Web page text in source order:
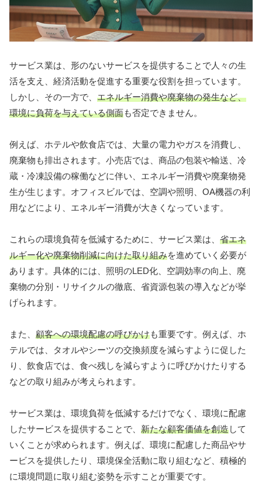
サービス業は、形のないサービスを提供することで人々の生
活を支え、経済活動を促進する重要な役割を担っています。
しかし、その一方で、 エネルギー消費や廃棄物の発生など、
環境に負荷を与えている側面も否定できません。
例えば、ホテルや飲食店では、大量の電力やガスを消費し、
廃棄物も排出されます。小売店では、商品の包装や輸送、冷
蔵・冷凍設備の稼働などに伴い、エネルギー消費や廃棄物発
生が生じます。オフィスビルでは、空調や照明、OA機器の利
用などにより、エネルギー消費が大きくなっています。
これらの環境負荷を低減するために、サービス業は、 省エネ
ルギー化や廃棄物削減に向けた取り組みを進めていく必要が
あります。具体的には、照明のLED化、空調効率の向上、廃
棄物の分別・リサイクルの徹底、省資源包装の導入などが挙
げられます。
また、 顧客への環境配慮の呼びかけも重要です。例えば、ホ
テルでは、タオルやシーツの交換頻度を減らすように促した
り、飲食店では、食べ残しを減らすように呼びかけたりする
などの取り組みが考えられます。
サービス業は、環境負荷を低減するだけでなく、環境に配慮
したサービスを提供することで、 新たな顧客価値を創造して
いくことが求められます。例えば、環境に配慮した商品やサ
ービスを提供したり、環境保全活動に取り組むなど、積極的
に環境問題に取り組む姿勢を示すことが重要です。